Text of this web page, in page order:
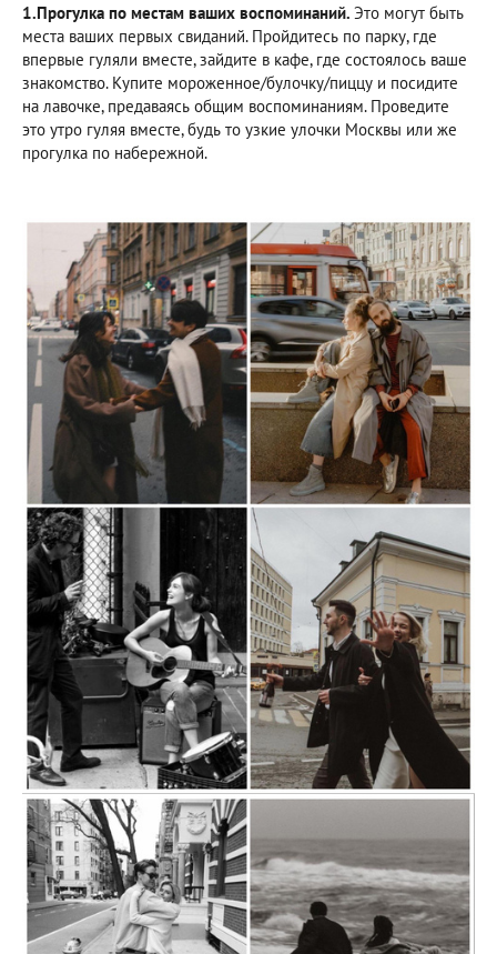
1.Прогулка по местам ваших воспоминаний. Это могут быть
места ваших первых свиданий. Пройдитесь по парку, где
впервые гуляли вместе, зайдите в кафе, где состоялось ваше
знакомство. Купите мороженное/булочку/пиццу и посидите
на лавочке, предаваясь общим воспоминаниям. Проведите
это утро гуляя вместе, будь то узкие улочки Москвы или же
прогулка по набережной.